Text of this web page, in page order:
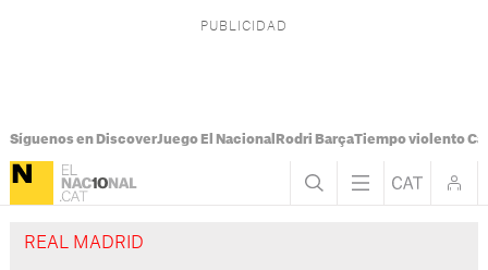
Síguenos en DiscoverJuego El Nacional Rodri BarçaTiempo violento
REAL MADRID